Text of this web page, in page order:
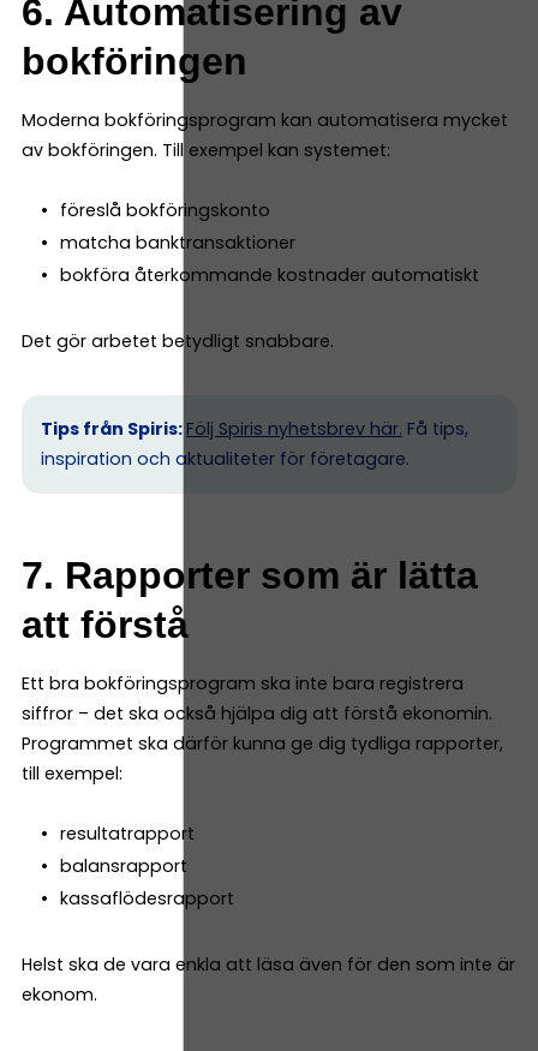
6. Automatisering av
bokföringen
Moderna bokföringsprogram kan automatisera mycket
av bokföringen. Till exempel kan systemet:
föreslå bokföringskonto
matcha banktransaktioner
bokföra återkommande kostnader automatiskt
Det gör arbetet betydligt snabbare.
Tips från Spiris: Följ Spiris nyhetsbrev här. Få tips,
inspiration och aktualiteter för företagare.
7. Rapporter som är lätta
att förstå
Ett bra bokföringsprogram ska inte bara registrera
siffror – det ska också hjälpa dig att förstå ekonomin.
Programmet ska därför kunna ge dig tydliga rapporter,
till exempel:
resultatrapport
balansrapport
kassaflödesrapport
Helst ska de vara enkla att läsa även för den som inte är
ekonom.